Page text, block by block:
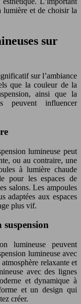
lumière et de choisir la
sur
sur l’ambiance
que la couleur de la
ainsi que la
peuvent influencer
lumineuse peut
ou au contraire, une
à lumière chaude
pour les espaces de
salons. Les ampoules
adaptées aux espaces
plus vif.
suspension
lumineuse peuvent
lumineuse avec
relaxante et
avec des lignes
et dynamique à
et un design qui
créer.